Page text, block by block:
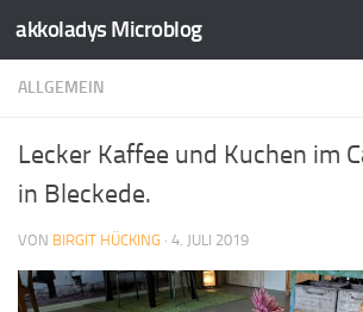
Zum Inhalt springen
akkoladys Microblog
ALLGEMEIN
Lecker Kaffee und Kuchen im
in Bleckede.
VON BIRGIT HÜCKING · 4. JULI 2019